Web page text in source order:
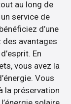
au long de
service de
d’une
avantages
En
vous avez la
Vous
la préservation